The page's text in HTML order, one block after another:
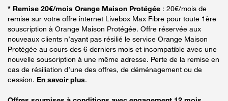
* Remise 20€/mois Orange Maison Protégée : 20€/mois de
remise sur votre offre internet Livebox Max Fibre pour toute 1ère
souscription à Orange Maison Protégée. Offre réservée aux
nouveaux clients n’ayant pas résilié le service Orange Maison
Protégée au cours des 6 derniers mois et incompatible avec une
nouvelle souscription à une même adresse. Perte de la remise en
cas de résiliation d’une des offres, de déménagement ou de
cession. En savoir plus.